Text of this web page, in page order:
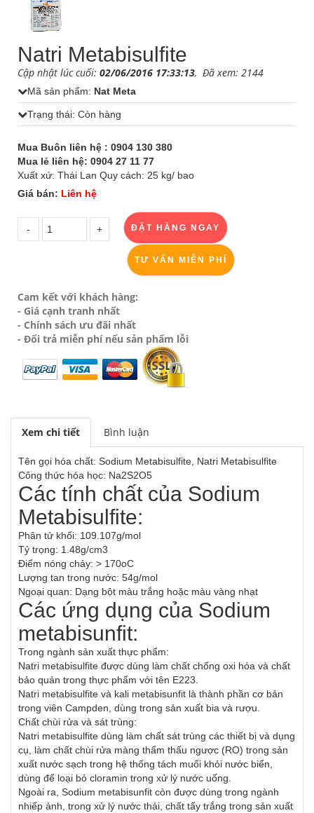
Natri Metabisulfite
Cập nhật lúc cuối: 02/06/2016 17:33:13, Đã xem: 2144
Mã sản phẩm: Nat Meta
Trạng thái: Còn hàng
Mua Buôn liên hệ : 0904 130 380
Mua lẻ liên hệ: 0904 27 11 77
Xuất xứ: Thái Lan Quy cách: 25 kg/ bao
Giá bán: Liên hệ
TƯ VẤN MIỄN PHÍ
Cam kết với khách hàng:
- Giá cạnh tranh nhất
- Chính sách ưu đãi nhất
- Đổi trả miễn phí nếu sản phẩm lỗi
Xem chi tiết Bình luận
Tên gọi hóa chất: Sodium Metabisulfite, Natri Metabisulfite
Công thức hóa học: Na2S2O5
Các tính chất của Sodium
Metabisulfite:
Phân tử khối: 109.107g/mol
Tỷ trọng: 1.48g/cm3
Điểm nóng chảy: > 170oC
Lượng tan trong nước: 54g/mol
Ngoại quan: Dạng bột màu trắng hoặc màu vàng nhạt
Các ứng dụng của Sodium
metabisunfit:
Trong ngành sản xuất thực phẩm:
Natri metabisulfite được dùng làm chất chống oxi hóa và chất
bảo quản trong thực phẩm với tên E223.
Natri metabisulfite và kali metabisunfit là thành phần cơ bản
trong viên Campden, dùng trong sản xuất bia và rượu.
Chất chùi rửa và sát trùng:
Natri metabisulfite dùng làm chất sát trùng các thiết bị và dụng
cụ, làm chất chùi rửa màng thẩm thấu ngược (RO) trong sản
xuất nước sạch trong hệ thống tách muối khỏi nước biển,
dùng để loại bỏ cloramin trong xử lý nước uống.
Ngoài ra, Sodium metabisunfit còn được dùng trong ngành
nhiếp ảnh, trong xử lý nước thải, chất tẩy trắng trong sản xuất